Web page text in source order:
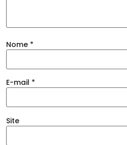
Nome *
E-mail *
Site